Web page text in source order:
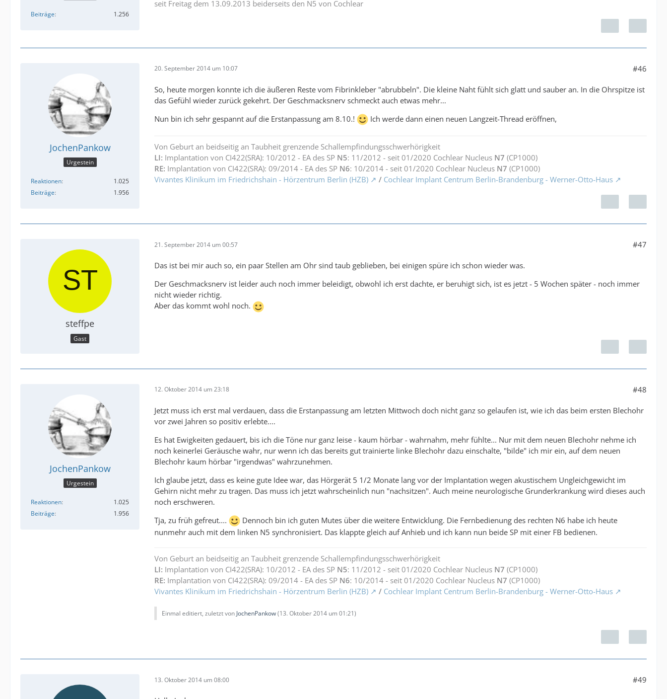
Beiträge 1.256
seit Freitag dem 13.09.2013 beiderseits den N5 von Cochlear
JochenPankow
Urgestein
Reaktionen
1.025
Beiträge
1.956
20. September 2014 um 10:07 #46
So, heute morgen konnte ich die äußeren Reste vom Fibrinkleber "abrubbeln". Die kleine Naht fühlt sich glatt und sauber an. In die Ohrspitze ist
das Gefühl wieder zurück gekehrt. Der Geschmacksnerv schmeckt auch etwas mehr...
Nun bin ich sehr gespannt auf die Erstanpassung am 8.10.!
Ich werde dann einen neuen Langzeit-Thread eröffnen,
Von Geburt an beidseitig an Taubheit grenzende Schallempfindungsschwerhörigkeit
LI: Implantation von CI422(SRA): 10/2012 - EA des SP N5: 11/2012 - seit 01/2020 Cochlear Nucleus N7 (CP1000)
RE: Implantation von CI422(SRA): 09/2014 - EA des SP N6: 10/2014 - seit 01/2020 Cochlear Nucleus N7 (CP1000)
Vivantes Klinikum im Friedrichshain - Hörzentrum Berlin (HZB)
/ Cochlear Implant Centrum Berlin-Brandenburg - Werner-Otto-Haus
steffpe
Gast
21. September 2014 um 00:57 #47
Das ist bei mir auch so, ein paar Stellen am Ohr sind taub geblieben, bei einigen spüre ich schon wieder was.
Der Geschmacksnerv ist leider auch noch immer beleidigt, obwohl ich erst dachte, er beruhigt sich, ist es jetzt - 5 Wochen später - noch immer
nicht wieder richtig.
Aber das kommt wohl noch.
JochenPankow
Urgestein
Reaktionen
1.025
Beiträge
1.956
12. Oktober 2014 um 23:18 #48
Jetzt muss ich erst mal verdauen, dass die Erstanpassung am letzten Mittwoch doch nicht ganz so gelaufen ist, wie ich das beim ersten Blechohr
vor zwei Jahren so positiv erlebte....
Es hat Ewigkeiten gedauert, bis ich die Töne nur ganz leise - kaum hörbar - wahrnahm, mehr fühlte... Nur mit dem neuen Blechohr nehme ich
noch keinerlei Geräusche wahr, nur wenn ich das bereits gut trainierte linke Blechohr dazu einschalte, "bilde" ich mir ein, auf dem neuen
Blechohr kaum hörbar "irgendwas" wahrzunehmen.
Ich glaube jetzt, dass es keine gute Idee war, das Hörgerät 5 1/2 Monate lang vor der Implantation wegen akustischem Ungleichgewicht im
Gehirn nicht mehr zu tragen. Das muss ich jetzt wahrscheinlich nun "nachsitzen". Auch meine neurologische Grunderkrankung wird dieses auch
noch erschweren.
Tja, zu früh gefreut....
Dennoch bin ich guten Mutes über die weitere Entwicklung. Die Fernbedienung des rechten N6 habe ich heute
nunmehr auch mit dem linken N5 synchronisiert. Das klappte gleich auf Anhieb und ich kann nun beide SP mit einer FB bedienen.
Von Geburt an beidseitig an Taubheit grenzende Schallempfindungsschwerhörigkeit
LI: Implantation von CI422(SRA): 10/2012 - EA des SP N5: 11/2012 - seit 01/2020 Cochlear Nucleus N7 (CP1000)
RE: Implantation von CI422(SRA): 09/2014 - EA des SP N6: 10/2014 - seit 01/2020 Cochlear Nucleus N7 (CP1000)
Vivantes Klinikum im Friedrichshain - Hörzentrum Berlin (HZB)
/ Cochlear Implant Centrum Berlin-Brandenburg - Werner-Otto-Haus
Einmal editiert, zuletzt vonJochenPankow(13. Oktober 2014 um 01:21)
13. Oktober 2014 um 08:00 #49